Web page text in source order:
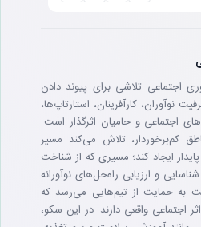
اجتماعی تلاشی برای پیوند دادن
نوآوران، کارآفرینان، استارتاپ‌ها،
اجتماعی و حامیان اثرگذار است.
کم‌برخوردار، تلاش می‌کند مسیر
ایجاد کند؛ مسیری که از شناخت
و ارزیابی راه‌حل‌های نوآورانه
به حمایت از تیم‌هایی می‌رسد که
اجتماعی واقعی دارند. در این سکو،